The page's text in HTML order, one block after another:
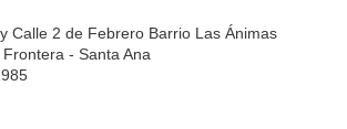
Calle 2 de Febrero Barrio Las Ánimas
- Santa Ana